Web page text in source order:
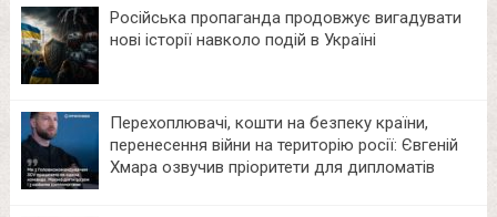
Російська пропаганда продовжує вигадувати
нові історії навколо подій в Україні
Перехоплювачі, кошти на безпеку країни,
перенесення війни на територію росії: Євгеній
Хмара озвучив пріоритети для дипломатів